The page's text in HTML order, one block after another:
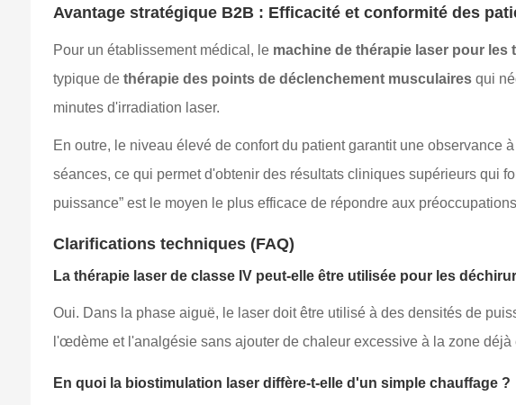
Avantage stratégique B2B : Efficacité et conformité des
Pour un établissement médical, le machine de thérapie laser pour
typique dethérapie des points de déclenchement musculaires qui
minutes d'irradiation laser.
En outre, le niveau élevé de confort du patient garantit une
séances, ce qui permet d'obtenir des résultats cliniques supérieurs qui
puissance” est le moyen le plus efficace de répondre aux
Clarifications techniques (FAQ)
La thérapie laser de classe IV peut-elle être utilisée pour les
Oui. Dans la phase aiguë, le laser doit être utilisé à des densités de
l'œdème et l'analgésie sans ajouter de chaleur excessive à la zone déjà
En quoi la biostimulation laser diffère-t-elle d'un simple chauffage ?